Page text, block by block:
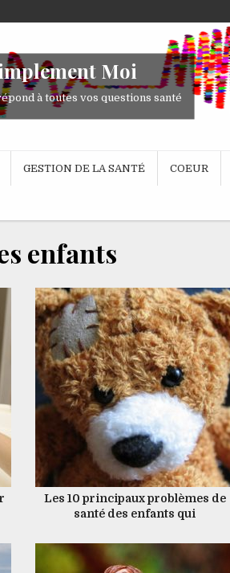
Moi
à toutes vos questions santé
GESTION DE LA SANTÉ COEUR
enfants
Les 10 principaux problèmes de
santé des enfants qui
comment les gérer)